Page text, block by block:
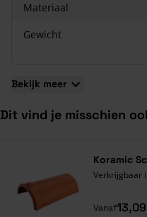
Materiaal
Gewicht
Bekijk meer
Dit vind je misschien
Koramic
Verkrijgbaar
Vanaf13,09